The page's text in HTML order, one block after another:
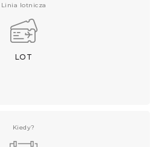
Linia lotnicza
LOT
Kiedy?